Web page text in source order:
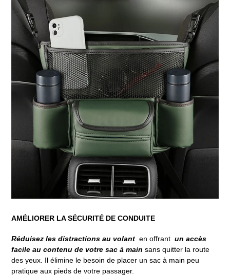
AMÉLIORER LA SÉCURITÉ DE CONDUITE
Réduisez les distractions au volant en offrant un accès
facile au contenu de votre sac à main sans quitter la route
des yeux. Il élimine le besoin de placer un sac à main peu
pratique aux pieds de votre passager.